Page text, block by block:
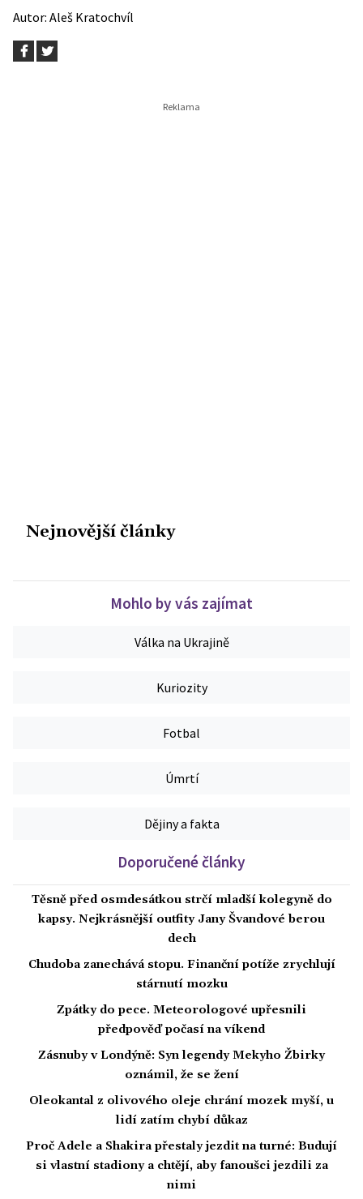
Autor: Aleš Kratochvíl
Nejnovější články
Mohlo by vás zajímat
Válka na Ukrajině
Kuriozity
Fotbal
Úmrtí
Dějiny a fakta
Doporučené články
Těsně před osmdesátkou strčí mladší kolegyně do
kapsy. Nejkrásnější outfity Jany Švandové berou
dech
Chudoba zanechává stopu. Finanční potíže zrychlují
stárnutí mozku
Zpátky do pece. Meteorologové upřesnili
předpověď počasí na víkend
Zásnuby v Londýně: Syn legendy Mekyho Žbirky
oznámil, že se žení
Oleokantal z olivového oleje chrání mozek myší, u
lidí zatím chybí důkaz
Proč Adele a Shakira přestaly jezdit na turné: Budují
si vlastní stadiony a chtějí, aby fanoušci jezdili za
nimi